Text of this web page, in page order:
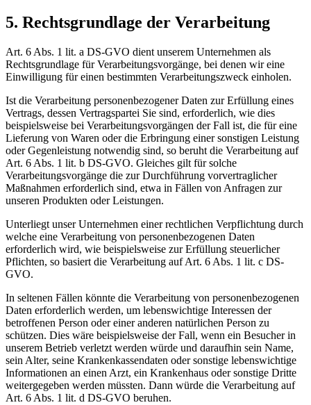
5. Rechtsgrundlage der Verarbeitung
Art. 6 Abs. 1 lit. a DS-GVO dient unserem Unternehmen als
Rechtsgrundlage für Verarbeitungsvorgänge, bei denen wir eine
Einwilligung für einen bestimmten Verarbeitungszweck einholen.
Ist die Verarbeitung personenbezogener Daten zur Erfüllung eines
Vertrags, dessen Vertragspartei Sie sind, erforderlich, wie dies
beispielsweise bei Verarbeitungsvorgängen der Fall ist, die für eine
Lieferung von Waren oder die Erbringung einer sonstigen Leistung
oder Gegenleistung notwendig sind, so beruht die Verarbeitung auf
Art. 6 Abs. 1 lit. b DS-GVO. Gleiches gilt für solche
Verarbeitungsvorgänge die zur Durchführung vorvertraglicher
Maßnahmen erforderlich sind, etwa in Fällen von Anfragen zur
unseren Produkten oder Leistungen.
Unterliegt unser Unternehmen einer rechtlichen Verpflichtung durch
welche eine Verarbeitung von personenbezogenen Daten
erforderlich wird, wie beispielsweise zur Erfüllung steuerlicher
Pflichten, so basiert die Verarbeitung auf Art. 6 Abs. 1 lit. c DS-
GVO.
In seltenen Fällen könnte die Verarbeitung von personenbezogenen
Daten erforderlich werden, um lebenswichtige Interessen der
betroffenen Person oder einer anderen natürlichen Person zu
schützen. Dies wäre beispielsweise der Fall, wenn ein Besucher in
unserem Betrieb verletzt werden würde und daraufhin sein Name,
sein Alter, seine Krankenkassendaten oder sonstige lebenswichtige
Informationen an einen Arzt, ein Krankenhaus oder sonstige Dritte
weitergegeben werden müssten. Dann würde die Verarbeitung auf
Art. 6 Abs. 1 lit. d DS-GVO beruhen.